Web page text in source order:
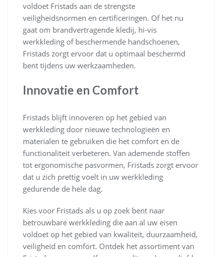
voldoet Fristads aan de strengste
veiligheidsnormen en certificeringen. Of het nu
gaat om brandvertragende kledij, hi-vis
werkkleding of beschermende handschoenen,
Fristads zorgt ervoor dat u optimaal beschermd
bent tijdens uw werkzaamheden.
Innovatie en Comfort
Fristads blijft innoveren op het gebied van
werkkleding door nieuwe technologieën en
materialen te gebruiken die het comfort en de
functionaliteit verbeteren. Van ademende stoffen
tot ergonomische pasvormen, Fristads zorgt ervoor
dat u zich prettig voelt in uw werkkleding
gedurende de hele dag.
Kies voor Fristads als u op zoek bent naar
betrouwbare werkkleding die aan al uw eisen
voldoet op het gebied van kwaliteit, duurzaamheid,
veiligheid en comfort. Ontdek het assortiment van